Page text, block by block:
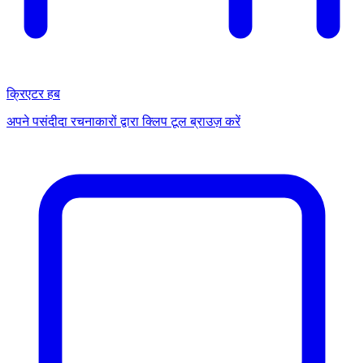
क्रिएटर हब
अपने पसंदीदा रचनाकारों द्वारा क्लिप टूल ब्राउज़ करें